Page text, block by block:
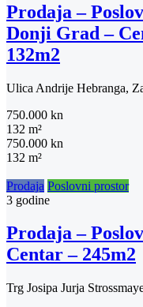
Prodaja –
Donji Grad –
132m2
Ulica Andrije Hebranga,
750.000 kn
132 m²
750.000 kn
132 m²
Prodaja Poslovni prostor
3 godine
Prodaja –
Centar – 245m2
Trg Josipa Jurja